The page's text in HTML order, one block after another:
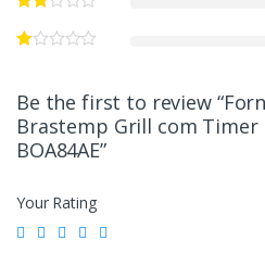
Be the first to review
Brastemp Grill com Timer
BOA84AE”
Your Rating